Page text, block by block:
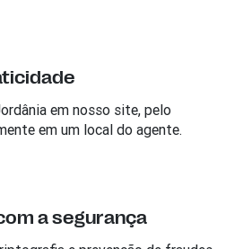
em nosso site, pelo
em um local do agente.
a segurança